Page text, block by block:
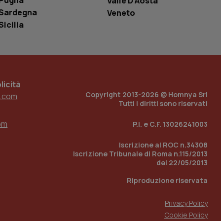
Veneto
Copyright 2013-2026 © Homnya Srl
Tutti i diritti sono riservati
P.I. e C.F. 13026241003
Iscrizione al ROC n.34308
Iscrizione Tribunale di Roma n.115/2013
del 22/05/2013
Riproduzione riservata
Privacy Policy
Cookie Policy
di
traccia
la gestione
dell’esperienza
per abilitare il
con identity